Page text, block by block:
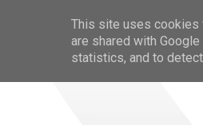
This site uses cookies
are shared with
statistics, and to